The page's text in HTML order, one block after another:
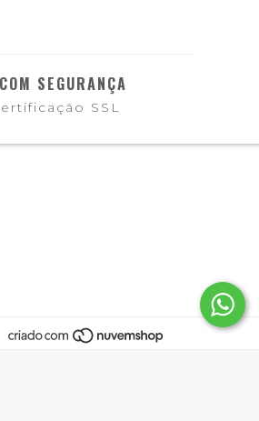
SEGURANÇA
SSL